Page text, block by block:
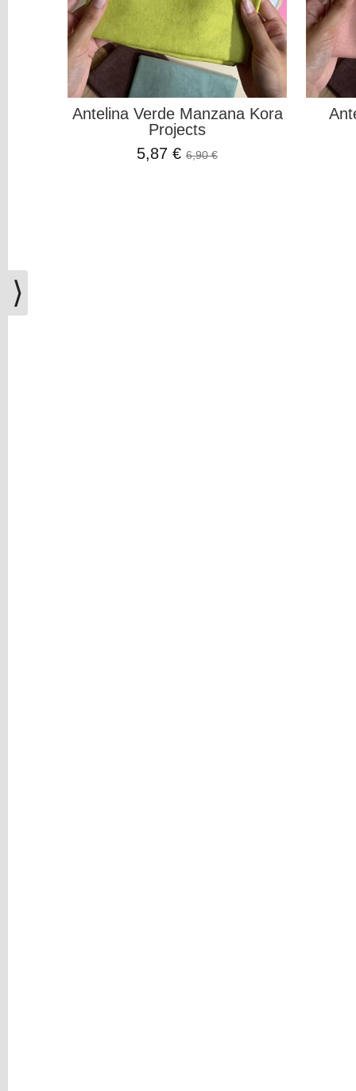
Regalo
Figuras
PERSONALIZADOS
Antelina Verde Manzana Kora
Projects
5,87 €6,90 €
⟩